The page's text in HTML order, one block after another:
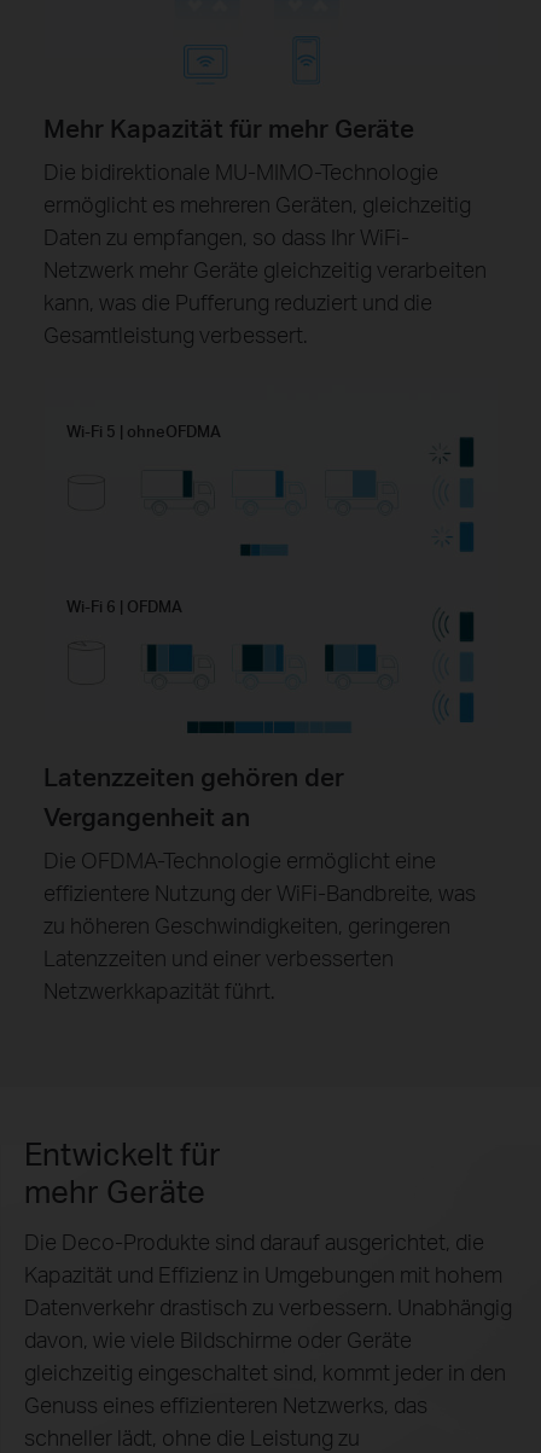
Mehr Kapazität für mehr Geräte
Die bidirektionale MU-MIMO-Technologie
ermöglicht es mehreren Geräten, gleichzeitig
Daten zu empfangen, so dass Ihr WiFi-
Netzwerk mehr Geräte gleichzeitig verarbeiten
kann, was die Pufferung reduziert und die
Gesamtleistung verbessert.
Wi-Fi 5 | ohneOFDMA
Wi-Fi 6 | OFDMA
Latenzzeiten gehören der
Vergangenheit an
Die OFDMA-Technologie ermöglicht eine
effizientere Nutzung der WiFi-Bandbreite, was
zu höheren Geschwindigkeiten, geringeren
Latenzzeiten und einer verbesserten
Netzwerkkapazität führt.
Entwickelt für
mehr Geräte
Die Deco-Produkte sind darauf ausgerichtet, die
Kapazität und Effizienz in Umgebungen mit hohem
Datenverkehr drastisch zu verbessern. Unabhängig
davon, wie viele Bildschirme oder Geräte
gleichzeitig eingeschaltet sind, kommt jeder in den
Genuss eines effizienteren Netzwerks, das
schneller lädt, ohne die Leistung zu